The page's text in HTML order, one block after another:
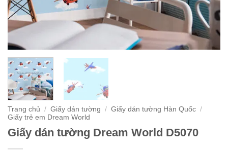
Trang chủ / Giấy dán tường / Giấy dán tường Hàn Quốc /
Giấy trẻ em Dream World
Giấy dán tường Dream World D5070